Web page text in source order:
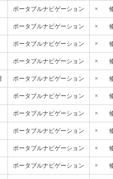
ポータブルナビゲーション ×
ポータブルナビゲーション ×
ポータブルナビゲーション ×
ポータブルナビゲーション ×
ポータブルナビゲーション ×
ポータブルナビゲーション ×
ポータブルナビゲーション ×
ポータブルナビゲーション ×
ポータブルナビゲーション ×
ポータブルナビゲーション ×